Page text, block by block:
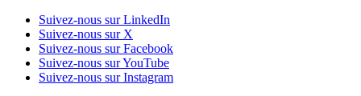
Suivez-nous sur LinkedIn
Suivez-nous sur X
Suivez-nous sur Facebook
Suivez-nous sur YouTube
Suivez-nous sur Instagram